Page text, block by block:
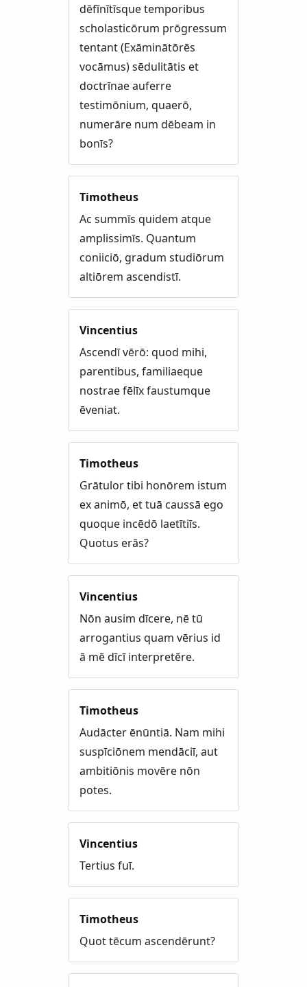
dēfīnītīsque temporibus
scholasticōrum prōgressum
tentant (Exāminātōrēs
vocāmus) sēdulitātis et
doctrīnae auferre
testimōnium, quaerō,
numerāre num dēbeam in
bonīs?
Timotheus
Ac summīs quidem atque
amplissimīs. Quantum
coniiciō, gradum studiōrum
altiōrem ascendistī.
Vincentius
Ascendī vērō: quod mihi,
parentibus, familiaeque
nostrae fēlīx faustumque
ēveniat.
Timotheus
Grātulor tibi honōrem istum
ex animō, et tuā caussā ego
quoque incēdō laetītiīs.
Quotus erās?
Vincentius
Nōn ausim dīcere, nē tū
arrogantius quam vērius id
ā mē dīcī interpretēre.
Timotheus
Audācter ēnūntiā. Nam mihi
suspīciōnem mendāciī, aut
ambitiōnis movēre nōn
potes.
Vincentius
Tertius fuī.
Timotheus
Quot tēcum ascendērunt?